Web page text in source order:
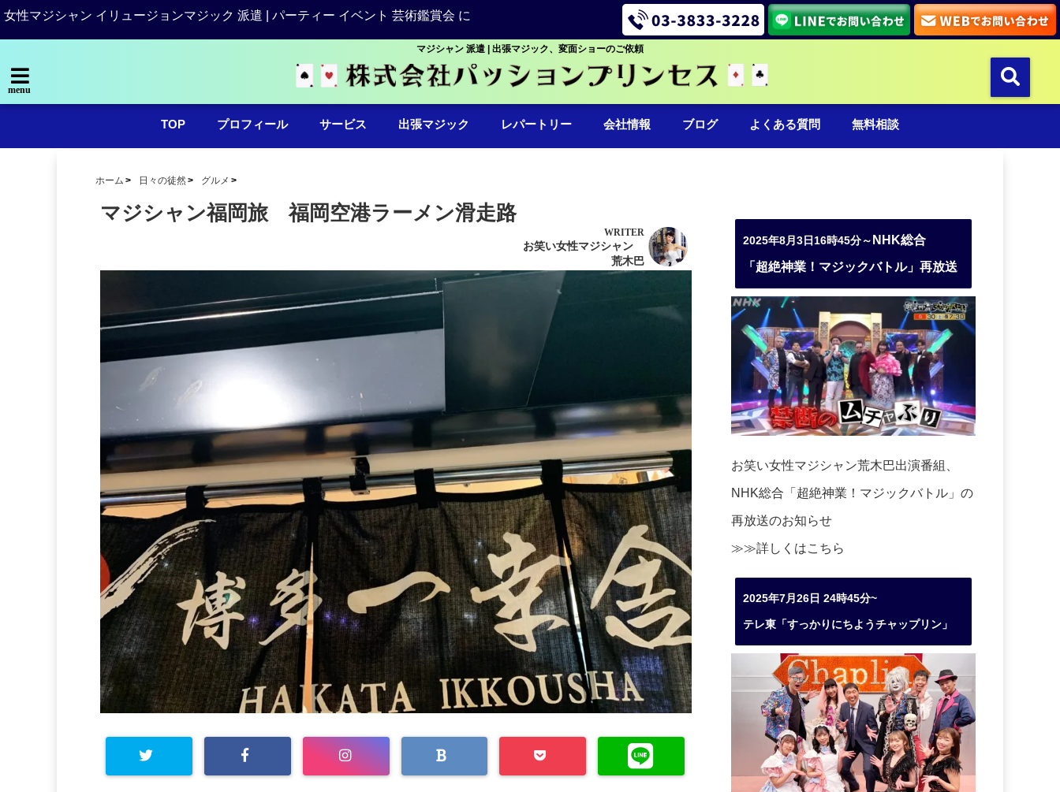
女性マジシャン イリュージョンマジック 派遣 | パーティー イベント 芸術鑑賞会 に
マジシャン 派遣 | 出張マジック、変面ショーのご依頼
menu
TOP プロフィール サービス 出張マジック レパートリー 会社情報 ブログ よくある質問 無料相談
ホーム 日々の徒然 グルメ
マジシャン福岡旅 福岡空港ラーメン滑走路
WRITER
お笑い女性マジシャン
荒木巴
2025年8月3日16時45分～ NHK総合
「超絶神業！マジックバトル」再放送
お笑い女性マジシャン荒木巴出演番組、
NHK総合「超絶神業！マジックバトル」の
再放送のお知らせ
≫≫詳しくはこちら
2025年7月26日 24時45分~
テレ東「すっかりにちようチャップリン」